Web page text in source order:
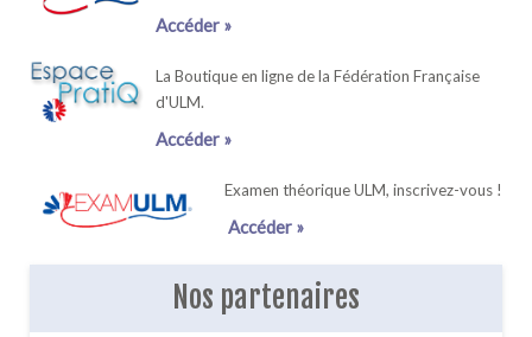
Accéder »
La Boutique en ligne de la Fédération Française
d'ULM.
Accéder »
Examen théorique ULM, inscrivez-vous !
Accéder »
Nos partenaires